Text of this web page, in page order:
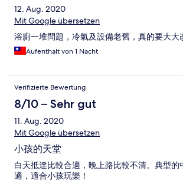
12. Aug. 2020
Mit Google übersetzen
浴廁一堆問題，冷氣及設備老舊，真的要大
Aufenthalt von 1 Nacht
Verifizierte Bewertung
8/10 – Sehr gut
11. Aug. 2020
Mit Google übersetzen
小孩的天堂
白天抵達比較合適，晚上路比較不清。典型的
適，適合小孩玩樂！